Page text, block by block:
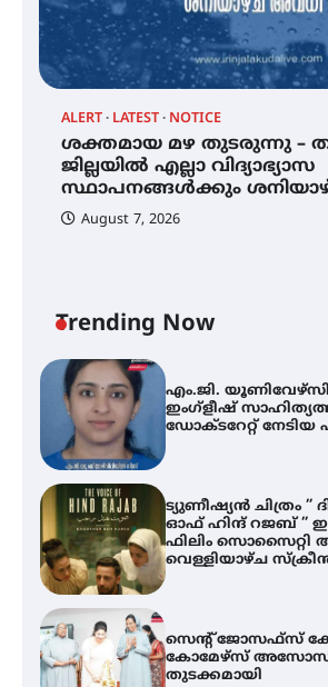
ALERT LATEST NOTICE
ശക്തമായ മഴ തുടരുന്നു –
ജില്ലയിൽ എല്ലാ വിദ്യാഭ്യാസ
സ്ഥാപനങ്ങൾക്കും
August 7, 2026
Trending Now
കോമേഴ്സ്
എസ് എൻ ഹയർ
വിദ്യാർത്ഥികൾ
സർഗ്ഗസാഹിതി-
2026 കവിതാ ചർച്ച
ബാലൻ ഹാളിൽ 16ന്
അവധി
എം.ജി.
ഇംഗ്ളീഷ്
ഡോക്ടറേറ്റ്
ട്യുണീഷ്യൻ ചിത്രം ”
ഓഫ് ഹിന്ദ് റജബ് ”
ഫിലിം സൊസൈറ്റി
വെള്ളിയാഴ്ച
സെന്റ് ജോസഫ്സ്
കോമേഴ്‌സ്
തുടക്കമായി